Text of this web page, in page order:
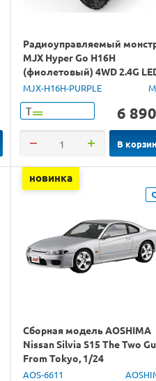
Радиоуправляемый
MJX Hyper Go H16H
(фиолетовый) 4WD 2.4G
GPS 1/16 RTR
MJX-H16H-PURPLE
Т 6 890
В
новинка
Сборная модель AOSHIMA
Nissan Silvia S15 The Two
From Tokyo, 1/24
AOS-6611